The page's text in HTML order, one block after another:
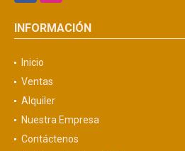
INFORMACIÓN
Inicio
Ventas
Alquiler
Nuestra Empresa
Contáctenos